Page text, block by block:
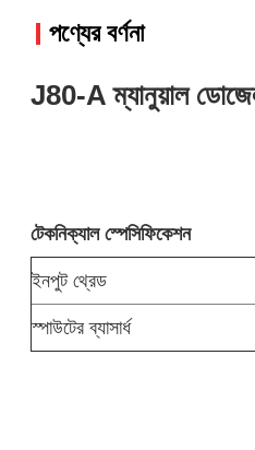
পণ্যের বর্ণনা
J80-A ম্যানুয়াল
টেকনিক্যাল স্পেসিফিকেশন
ইনপুট থ্রেড
স্পাউটের ব্যাসার্ধ